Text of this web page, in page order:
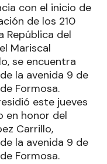
con el inicio de
de los 210
República del
Mariscal
se encuentra
la avenida 9 de
Formosa.
este jueves
en honor del
Carrillo,
la avenida 9 de
Formosa.